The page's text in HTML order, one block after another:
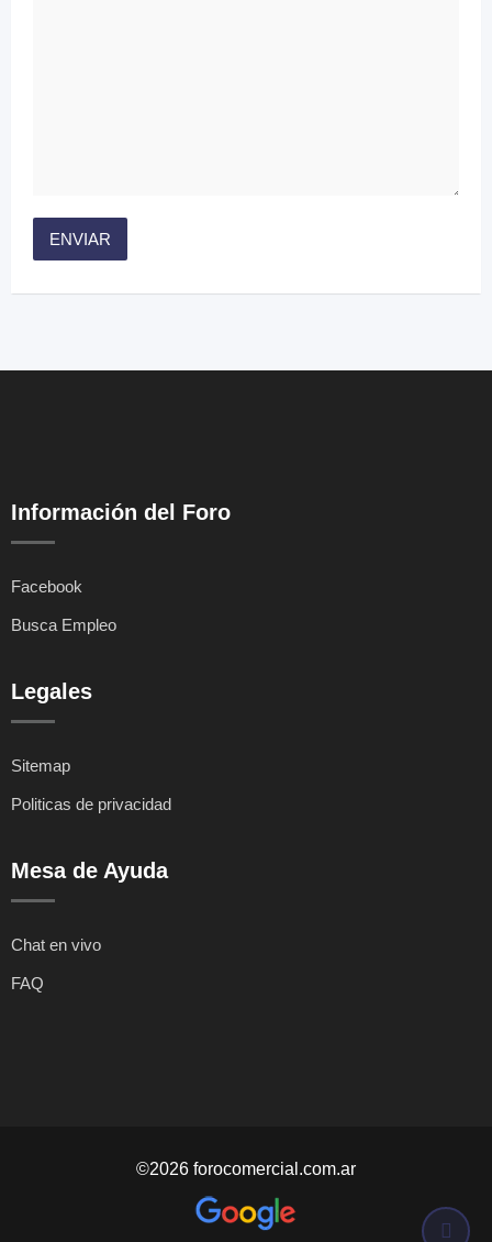
Información del Foro
Facebook
Busca Empleo
Legales
Sitemap
Politicas de privacidad
Mesa de Ayuda
Chat en vivo
FAQ
©2026 forocomercial.com.ar